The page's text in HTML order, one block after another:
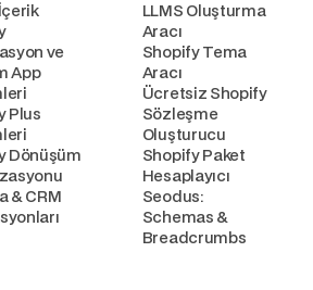
ve
App
Plus
Dönüşüm
& CRM
LLMS Oluşturma
Aracı
Shopify Tema
Aracı
Ücretsiz Shopify
Sözleşme
Oluşturucu
Shopify Paket
Hesaplayıcı
Seodus:
Schemas &
Breadcrumbs